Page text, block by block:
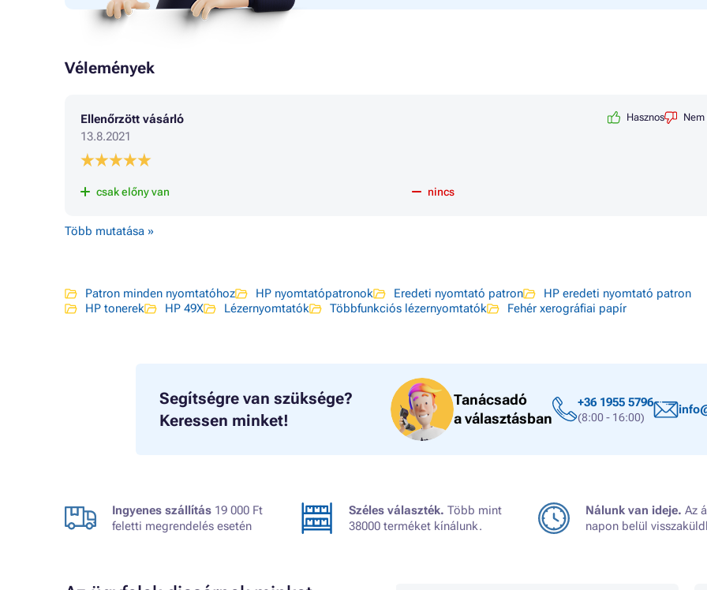
Vélemények
Ellenőrzött vásárló
13.8.2021
Hasznos Nem
csak előny van nincs
Több mutatása »
Patron minden nyomtatóhoz HP nyomtatópatronok Eredeti nyomtató patron
HP eredeti nyomtató patron
HP tonerek
HP 49X Lézernyomtatók Többfunkciós lézernyomtatók Fehér xerográfiai papír
Segítségre van szüksége?
Keressen minket!
Tanácsadó
a választásban
+36 1955 5796
(8:00 - 16:00)
Ingyenes szállítás 19 000 Ft
feletti megrendelés esetén
Széles választék. Több mint
38000 terméket kínálunk.
Nálunk van ideje. Az
napon belül